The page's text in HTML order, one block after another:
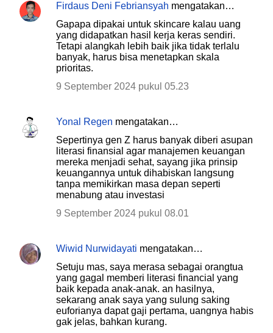
Firdaus Deni Febriansyah mengatakan…
Gapapa dipakai untuk skincare kalau uang
yang didapatkan hasil kerja keras sendiri.
Tetapi alangkah lebih baik jika tidak terlalu
banyak, harus bisa menetapkan skala
prioritas.
9 September 2024 pukul 05.23
Yonal Regen mengatakan…
Sepertinya gen Z harus banyak diberi asupan
literasi finansial agar manajemen keuangan
mereka menjadi sehat, sayang jika prinsip
keuangannya untuk dihabiskan langsung
tanpa memikirkan masa depan seperti
menabung atau investasi
9 September 2024 pukul 08.01
Wiwid Nurwidayati mengatakan…
Setuju mas, saya merasa sebagai orangtua
yang gagal memberi literasi financial yang
baik kepada anak-anak. an hasilnya,
sekarang anak saya yang sulung saking
euforianya dapat gaji pertama, uangnya habis
gak jelas, bahkan kurang.